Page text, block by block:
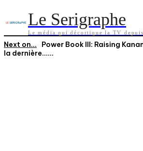
Le Serigraphe
Le média qui décortique la TV
Next on...
Power Book III: Raising
la dernière…...